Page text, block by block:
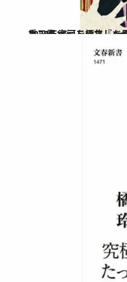
2024.11.9
2025年大河ドラマ『べらぼう』の主人公、蔦屋重三郎とは？
カルチャー